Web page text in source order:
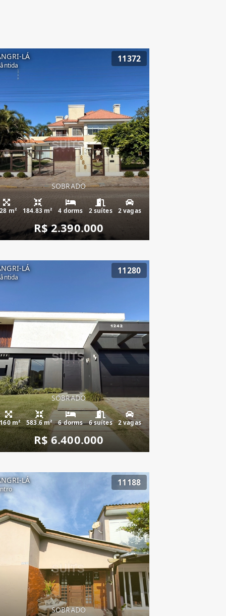
LÁ 11372
SOBRADO
m² 184.83 m² 4 dorms 2 suítes 2 vagas
R$ 2.390.000
LÁ 11280
SOBRADO
m² 583.6 m² 6 dorms 6 suítes 2 vagas
R$ 6.400.000
LÁ 11188
SOBRADO